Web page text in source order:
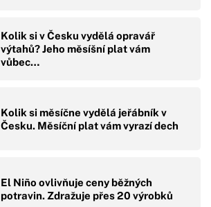
Kolik si v Česku vydělá opravář
výtahů? Jeho měsíšní plat vám
vůbec…
Kolik si měsíčne vydělá jeřábník v
Česku. Měsíční plat vám vyrazí dech
El Niño ovlivňuje ceny běžných
potravin. Zdražuje přes 20 výrobků